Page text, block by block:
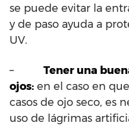
se puede evitar la
y de paso ayuda a
UV.
– Tener una
ojos: en el caso en
casos de ojo seco, es
uso de lágrimas